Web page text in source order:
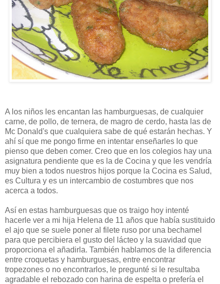
A los niños les encantan las hamburguesas, de cualquier
carne, de pollo, de ternera, de magro de cerdo, hasta las de
Mc Donald's que cualquiera sabe de qué estarán hechas. Y
ahí sí que me pongo firme en intentar enseñarles lo que
pienso que deben comer. Creo que en los colegios hay una
asignatura pendiente que es la de Cocina y que les vendría
muy bien a todos nuestros hijos porque la Cocina es Salud,
es Cultura y es un intercambio de costumbres que nos
acerca a todos.
Así en estas hamburguesas que os traigo hoy intenté
hacerle ver a mi hija Helena de 11 años que había sustituido
el ajo que se suele poner al filete ruso por una bechamel
para que percibiera el gusto del lácteo y la suavidad que
proporciona el añadirla. También hablamos de la diferencia
entre croquetas y hamburguesas, entre encontrar
tropezones o no encontrarlos, le pregunté si le resultaba
agradable el rebozado con harina de espelta o prefería el